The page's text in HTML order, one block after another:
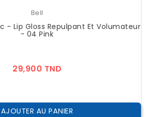
Bell
- Lip Gloss Repulpant Et Volumateur
- 04 Pink
29,900 TND
AJOUTER AU PANIER